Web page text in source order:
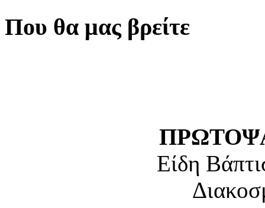
Που θα μας βρείτε
Είδη